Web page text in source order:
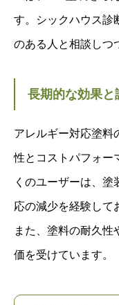
す。シックハウス診
のある人と相談しつ
長期的な効果と
アレルギー対応塗料
性とコストパフォー
くのユーザーは、塗
応の減少を経験して
また、塗料の耐久性
価を受けています。